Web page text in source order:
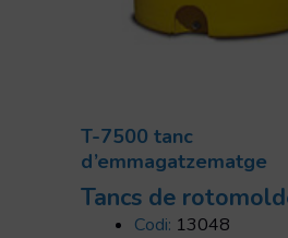
T-7500 tanc
d’emmagatzematge
Tancs de
Codi: 13048